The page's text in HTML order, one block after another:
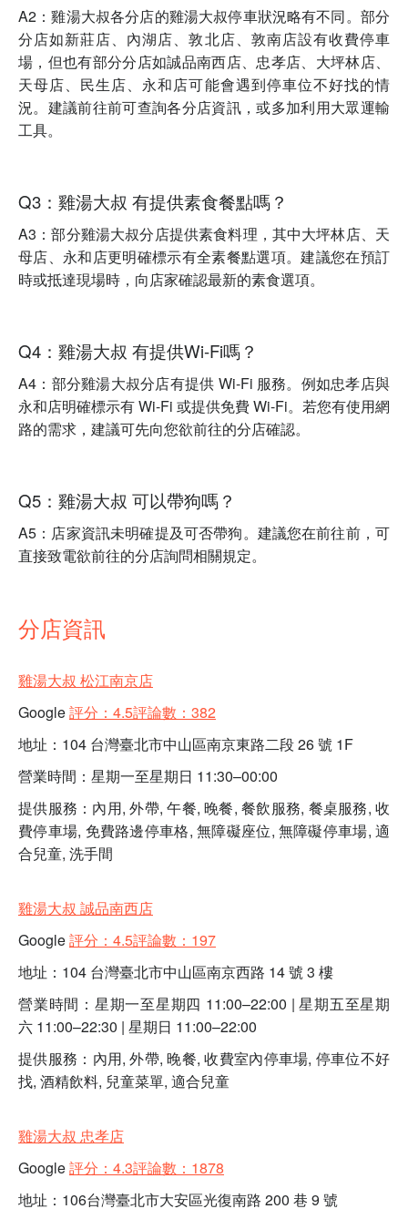
A2：雞湯大叔各分店的雞湯大叔停車狀況略有不同。部分
分店如新莊店、內湖店、敦北店、敦南店設有收費停車
場，但也有部分分店如誠品南西店、忠孝店、大坪林店、
天母店、民生店、永和店可能會遇到停車位不好找的情
況。建議前往前可查詢各分店資訊，或多加利用大眾運輸
工具。
Q3：雞湯大叔 有提供素食餐點嗎？
A3：部分雞湯大叔分店提供素食料理，其中大坪林店、天
母店、永和店更明確標示有全素餐點選項。建議您在預訂
時或抵達現場時，向店家確認最新的素食選項。
Q4：雞湯大叔 有提供Wi-Fi嗎？
A4：部分雞湯大叔分店有提供 Wi-Fi 服務。例如忠孝店與
永和店明確標示有 Wi-Fi 或提供免費 Wi-Fi。若您有使用網
路的需求，建議可先向您欲前往的分店確認。
Q5：雞湯大叔 可以帶狗嗎？
A5：店家資訊未明確提及可否帶狗。建議您在前往前，可
直接致電欲前往的分店詢問相關規定。
分店資訊
雞湯大叔 松江南京店
Google評分：4.5評論數：382
地址：104 台灣臺北市中山區南京東路二段 26 號 1F
營業時間：星期一至星期日 11:30–00:00
提供服務：內用, 外帶, 午餐, 晚餐, 餐飲服務, 餐桌服務, 收
費停車場, 免費路邊停車格, 無障礙座位, 無障礙停車場, 適
合兒童, 洗手間
雞湯大叔 誠品南西店
Google評分：4.5評論數：197
地址：104 台灣臺北市中山區南京西路 14 號 3 樓
營業時間：星期一至星期四 11:00–22:00 | 星期五至星期
六 11:00–22:30 | 星期日 11:00–22:00
提供服務：內用, 外帶, 晚餐, 收費室內停車場, 停車位不好
找, 酒精飲料, 兒童菜單, 適合兒童
雞湯大叔 忠孝店
Google評分：4.3評論數：1878
地址：106台灣臺北市大安區光復南路 200 巷 9 號